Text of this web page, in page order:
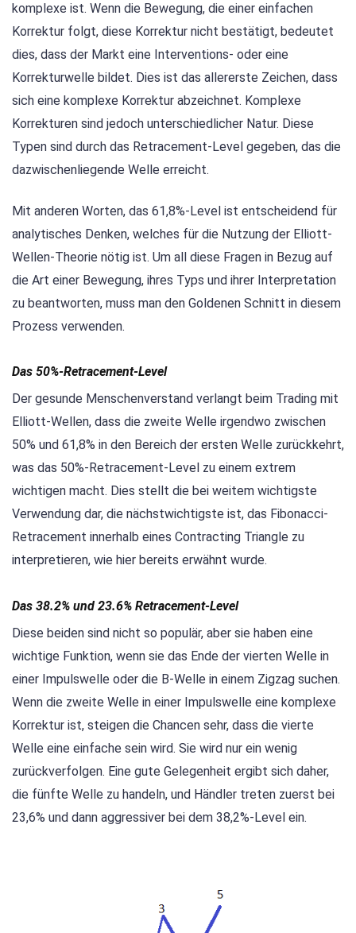
komplexe ist. Wenn die Bewegung, die einer einfachen
Korrektur folgt, diese Korrektur nicht bestätigt, bedeutet
dies, dass der Markt eine Interventions- oder eine
Korrekturwelle bildet. Dies ist das allererste Zeichen, dass
sich eine komplexe Korrektur abzeichnet. Komplexe
Korrekturen sind jedoch unterschiedlicher Natur. Diese
Typen sind durch das Retracement-Level gegeben, das die
dazwischenliegende Welle erreicht.
Mit anderen Worten, das 61,8%-Level ist entscheidend für
analytisches Denken, welches für die Nutzung der Elliott-
Wellen-Theorie nötig ist. Um all diese Fragen in Bezug auf
die Art einer Bewegung, ihres Typs und ihrer Interpretation
zu beantworten, muss man den Goldenen Schnitt in diesem
Prozess verwenden.
Das 50%-Retracement-Level
Der gesunde Menschenverstand verlangt beim Trading mit
Elliott-Wellen, dass die zweite Welle irgendwo zwischen
50% und 61,8% in den Bereich der ersten Welle zurückkehrt,
was das 50%-Retracement-Level zu einem extrem
wichtigen macht. Dies stellt die bei weitem wichtigste
Verwendung dar, die nächstwichtigste ist, das Fibonacci-
Retracement innerhalb eines Contracting Triangle zu
interpretieren, wie hier bereits erwähnt wurde.
Das 38.2% und 23.6% Retracement-Level
Diese beiden sind nicht so populär, aber sie haben eine
wichtige Funktion, wenn sie das Ende der vierten Welle in
einer Impulswelle oder die B-Welle in einem Zigzag suchen.
Wenn die zweite Welle in einer Impulswelle eine komplexe
Korrektur ist, steigen die Chancen sehr, dass die vierte
Welle eine einfache sein wird. Sie wird nur ein wenig
zurückverfolgen. Eine gute Gelegenheit ergibt sich daher,
die fünfte Welle zu handeln, und Händler treten zuerst bei
23,6% und dann aggressiver bei dem 38,2%-Level ein.